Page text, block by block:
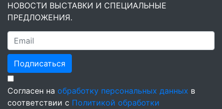
НОВОСТИ ВЫСТАВКИ И СПЕЦИАЛЬНЫЕ
ПРЕДЛОЖЕНИЯ.
Подписаться
Согласен на обработку персональных данных в
соответствии с Политикой обработки